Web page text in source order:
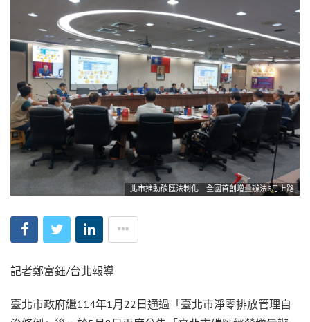
北市推動碳匯法制化 全國首創增量辦法6月上路
記者鄭富鈺/台北報導
臺北市政府繼114年1月22日通過「臺北市淨零排放管理自